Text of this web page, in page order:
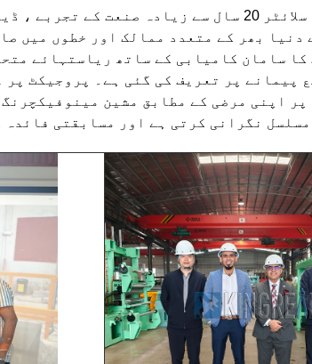
کنگریئل اسٹیل سلائٹر 20 سال سے
دنیا بھر کے متعدد ممالک اور خطوں میں
سامان کامیابی کے ساتھ ریاستہائے
پیمانے پر تعریف کی گئی ہے۔
پروجیکٹ پر
اپنی مرضی کے مطابق مشین
نگرانی کرتی ہے اور مسابقتی